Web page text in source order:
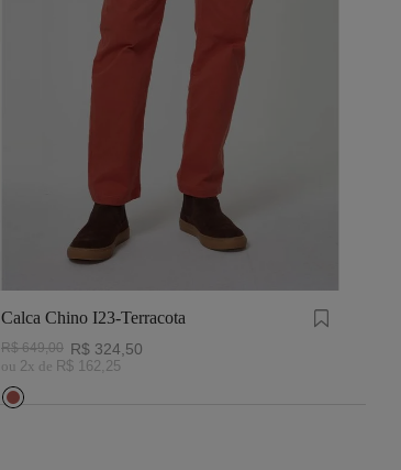
Calca Chino I23-Terracota
R$ 649,00 R$ 324 50
ou 2x de R$ 162, 25